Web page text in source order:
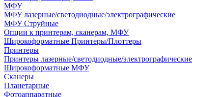
МФУ
МФУ лазерные/светодиодные/электрографические
МФУ Струйные
Опции к принтерам, сканерам, МФУ
Широкоформатные Принтеры/Плоттеры
Принтеры
Принтеры лазерные/светодиодные/электрографические
Широкоформатные МФУ
Сканеры
Планетарные
Фотоаппаратные